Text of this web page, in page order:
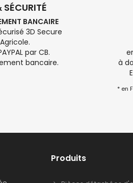
BANCAIRE
3D Secure
par CB.
bancaire.
à
* en
Produits